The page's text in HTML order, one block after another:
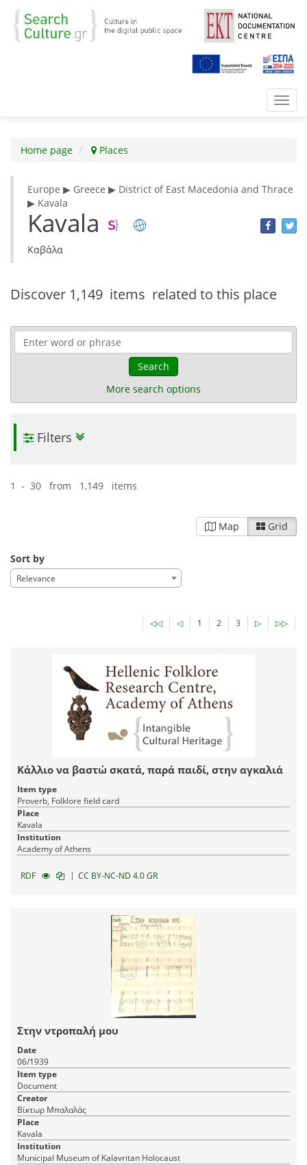
Home page Places
Europe ▶ Greece ▶ District of East Macedonia and Thrace
▶ Kavala
Kavala
Καβάλα
Discover 1,149 items related to this place
Search
More search options
Filters
1 - 30 from 1,149 items
Map Grid
Sort by
Relevance
◁◁ ◁ 1 2 3 ▷ ▷▷
Κάλλιο να βαστώ σκατά, παρά παιδί, στην αγκαλιά
Item type
Proverb, Folklore field card
Place
Kavala
Institution
Academy of Athens
RDF | CC BY-NC-ND 4.0 GR
Στην ντροπαλή μου
Date
06/1939
Item type
Document
Creator
Βίκτωρ Μπαλαλάς
Place
Kavala
Institution
Municipal Museum of Kalavritan Holocaust